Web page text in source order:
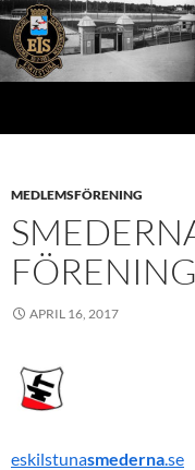
Hoppa
till
innehåll
MEDLEMSFÖRENING
FÖRENING
APRIL 16, 2017
eskilstunasmederna.se